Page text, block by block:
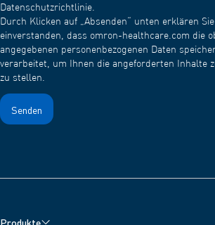
Datenschutzrichtlinie.
Durch Klicken auf „Absenden“ unten erklären
einverstanden, dass omron-healthcare.com die
angegebenen personenbezogenen Daten
verarbeitet, um Ihnen die angeforderten Inhalte
zu stellen.
Produkte